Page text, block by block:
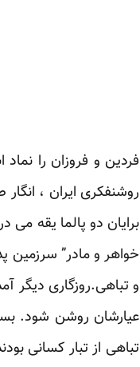
فردین و فروزان را
روشنفکری ایران ،
برایان دو پالما یقه
خواهر و مادر” سرزمین
و تباهی.روزگاری دیگر
عیارشان روشن شود.
تباهی از تبار کسانی